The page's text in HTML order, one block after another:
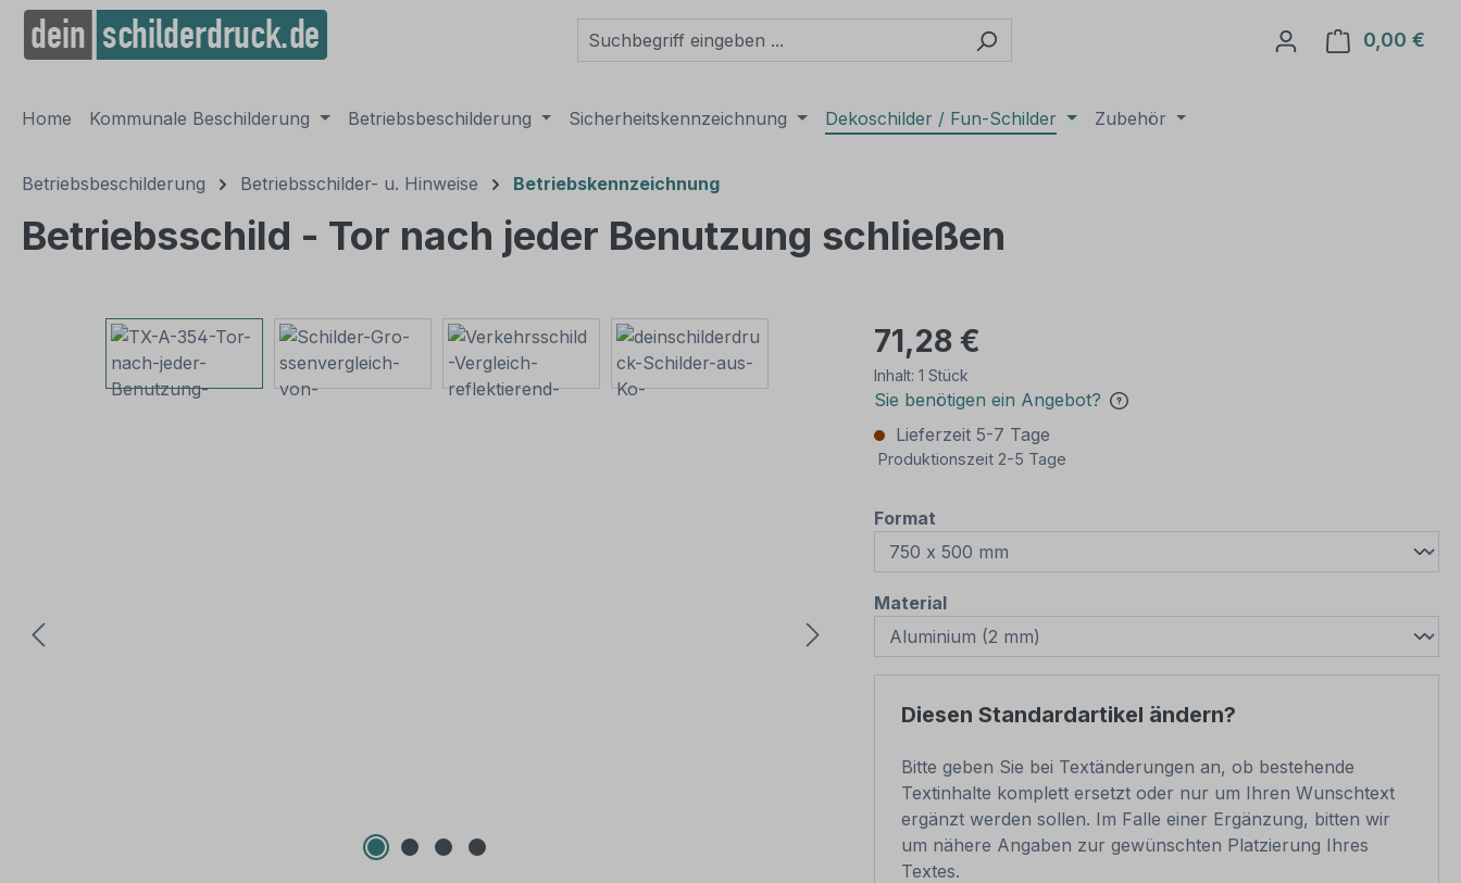
Zur Hauptnavigation springen
0,00 €
Home Kommunale Beschilderung Betriebsbeschilderung Sicherheitskennzeichnung Dekoschilder / Fun-Schilder Zubehör
Betriebsbeschilderung Betriebsschilder- u. Hinweise Betriebskennzeichnung
Betriebsschild - Tor nach jeder Benutzung schließen
Bildergalerie überspringen 71,28 €
Inhalt: 1 Stück
Sie benötigen ein Angebot?
Lieferzeit 5-7 Tage
Produktionszeit 2-5 Tage
Format
Materialauswählen
Diesen Standardartikel ändern?
Bitte geben Sie bei Textänderungen an, ob bestehende
Textinhalte komplett ersetzt oder nur um Ihren Wunschtext
ergänzt werden sollen. Im Falle einer Ergänzung, bitten wir
um nähere Angaben zur gewünschten Platzierung Ihres
Textes.